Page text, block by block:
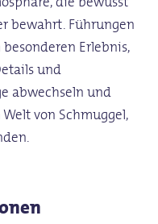
bewahrt. Führungen
Erlebnis,
und
abwechseln und
von Schmuggel,